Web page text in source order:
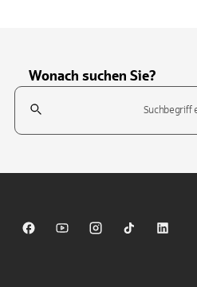
Wonach suchen Sie?
Suchfeld
Sparkasse auf Facebook
Sparkasse auf Youtube
Sparkasse aufSparkasse auf